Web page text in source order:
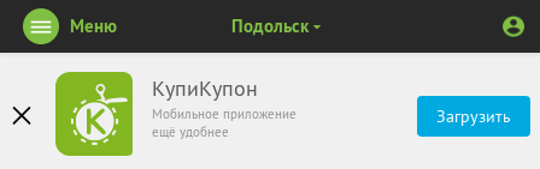
КупиКупон
Мобильное приложение
ещё удобнее
Загрузить
Меню Подольск